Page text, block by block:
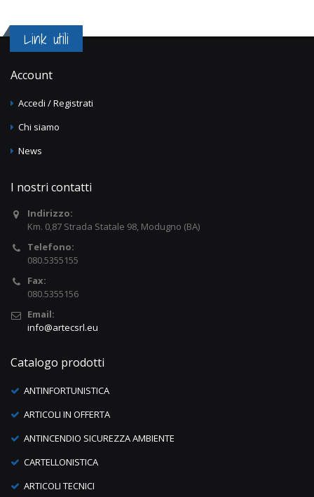
Link utili
Account
Accedi / Registrati
Chi siamo
News
I nostri contatti
Indirizzo:
Km. 0,87 Strada Statale 98, Modugno (BA)
Telefono:
080.5355155
Fax:
080.5355156
Email:
info@artecsrl.eu
Catalogo prodotti
ANTINFORTUNISTICA
ARTICOLI IN OFFERTA
ANTINCENDIO SICUREZZA AMBIENTE
CARTELLONISTICA
ARTICOLI TECNICI